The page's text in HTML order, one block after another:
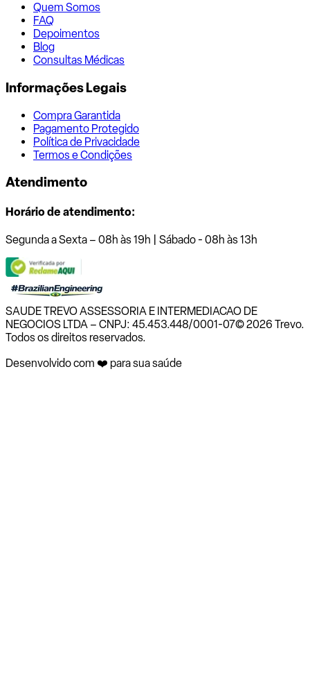
Quem Somos
FAQ
Depoimentos
Blog
Consultas Médicas
Informações Legais
Compra Garantida
Pagamento Protegido
Política de Privacidade
Termos e Condições
Atendimento
Horário de atendimento:
Segunda a Sexta – 08h às 19h | Sábado - 08h às 13h
SAUDE TREVO ASSESSORIA E INTERMEDIACAO DE
NEGOCIOS LTDA – CNPJ: 45.453.448/0001-07© 2026 Trevo.
Todos os direitos reservados.
Desenvolvido com ❤️ para sua saúde